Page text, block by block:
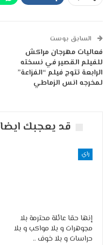
السابق بوست
فعاليات مهرجان مراكش
للفيلم القصير في نسخته
الرابعة تتوج فيلم “الفزاعة”
لمخرجه انس الزماطي
قد يعجبك ايضا
راي
إنها حقا عائلة محترمة بلا
مجوهرات و بلا مواكب و بلا
حراسات و بلا خوف ..